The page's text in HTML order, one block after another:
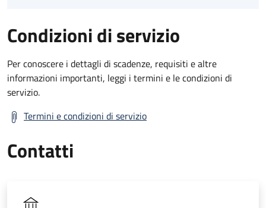
Condizioni di servizio
Per conoscere i dettagli di scadenze, requisiti e altre
informazioni importanti, leggi i termini e le condizioni di
servizio.
Termini e condizioni di servizio
Contatti